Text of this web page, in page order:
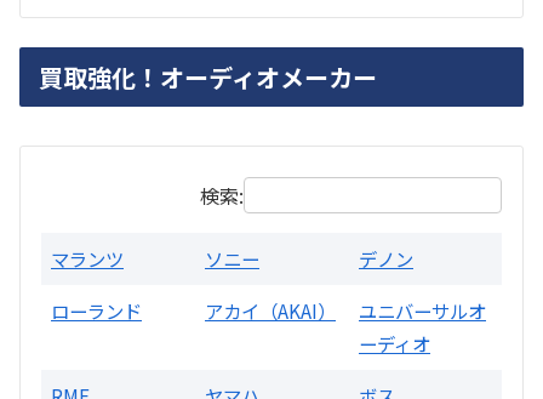
PMA-1500AE プリメインアンプ
買取価格： お問合せください
買取強化！オーディオメーカー
検索:
マランツ ソニー
デノン
ローランド
アカイ（AKAI）
ユニバーサルオ
ーディオ